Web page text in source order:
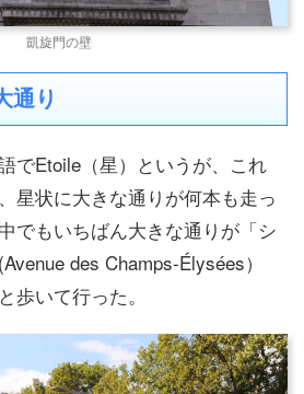
凱旋門の壁
通り
でEtoile（星）というが、これ
星状に大きな通りが何本も走っ
でもいちばん大きな通りが「シ
des Champs-Élysées）
歩いて行った。